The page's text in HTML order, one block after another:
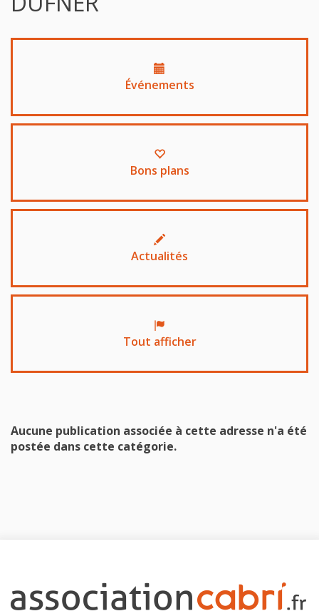
Événements
Bons plans
Actualités
Tout afficher
Aucune publication associée à cette adresse n'a été
postée dans cette catégorie.